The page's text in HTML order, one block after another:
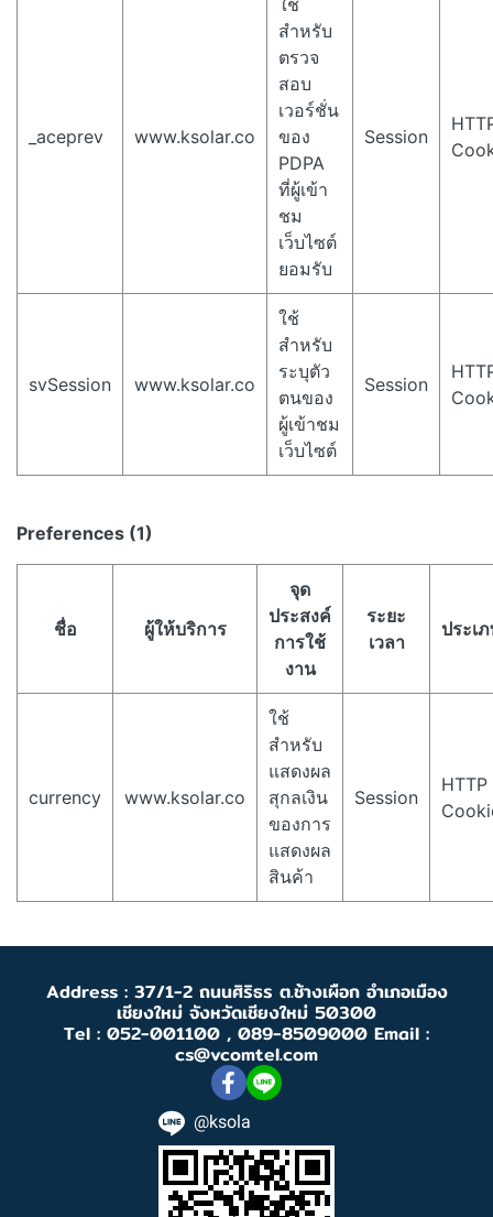
_aceprev www.ksolar.co
ใช้
สำหรับ
ตรวจ
สอบ
เวอร์ชั่น
ของ
PDPA
ที่ผู้เข้า
ชม
เว็บไซต์
ยอมรับ
Session
svSession www.ksolar.co
ใช้
สำหรับ
ระบุตัว
ตนของ
ผู้เข้าชม
เว็บไซต์
Session
Preferences (1)
ชื่อ ผู้ให้บริการ
จุด
ประสงค์
การใช้
งาน
ระยะ
เวลา
ประเ
currency www.ksolar.co
ใช้
สำหรับ
แสดงผล
สุกลเงิน
ของการ
แสดงผล
สินค้า
Session
HTTP
Address : 37/1-2 ถนนศิริธร ต.ช้างเผือก อำเภอเมือง
เชียงใหม่ จังหวัดเชียงใหม่ 50300
Tel : 052-001100 , 089-8509000 Email :
cs@vcomtel.com
@ksola